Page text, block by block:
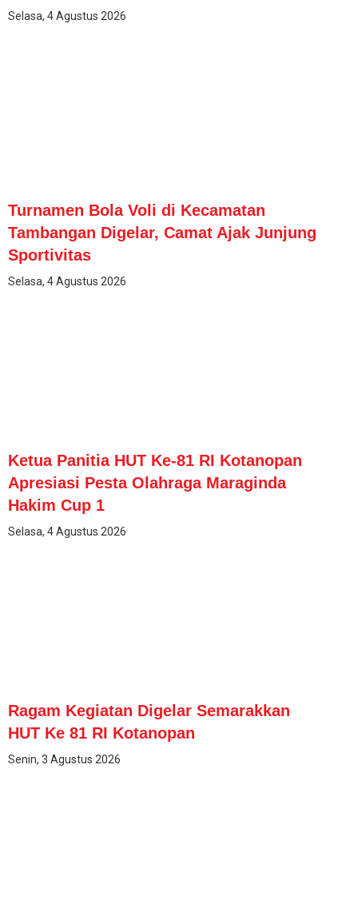
Selasa, 4 Agustus 2026
Turnamen Bola Voli di Kecamatan
Tambangan Digelar, Camat Ajak Junjung
Sportivitas
Selasa, 4 Agustus 2026
Ketua Panitia HUT Ke-81 RI Kotanopan
Apresiasi Pesta Olahraga Maraginda
Hakim Cup 1
Selasa, 4 Agustus 2026
Ragam Kegiatan Digelar Semarakkan
HUT Ke 81 RI Kotanopan
Senin, 3 Agustus 2026